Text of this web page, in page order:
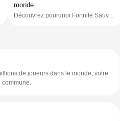
monde
Découvrez pourquoi Fortnite Sauver
de joueurs dans le monde, votre